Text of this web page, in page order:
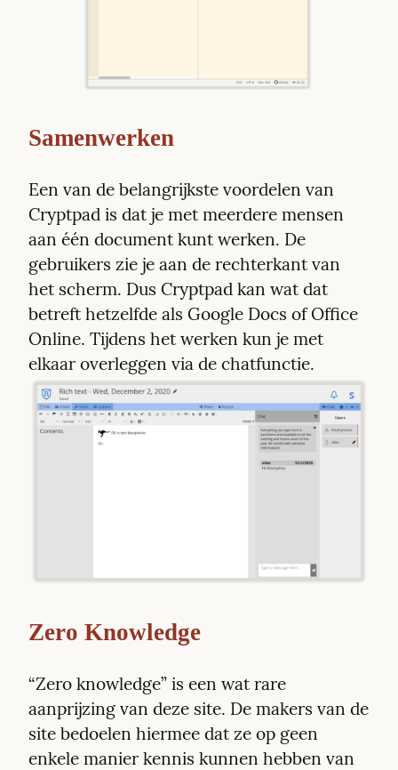
Samenwerken
Een van de belangrijkste voordelen van
Cryptpad is dat je met meerdere mensen
aan één document kunt werken. De
gebruikers zie je aan de rechterkant van
het scherm. Dus Cryptpad kan wat dat
betreft hetzelfde als Google Docs of Office
Online. Tijdens het werken kun je met
Zero Knowledge
“Zero knowledge” is een wat rare
aanprijzing van deze site. De makers van de
site bedoelen hiermee dat ze op geen
enkele manier kennis kunnen hebben van